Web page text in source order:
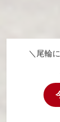
＼尾輪